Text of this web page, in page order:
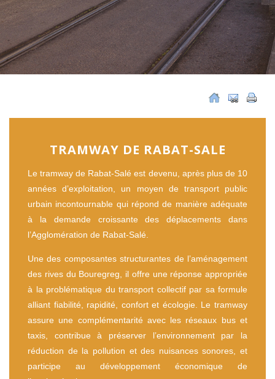
TRAMWAY DE RABAT-SALE
Le tramway de Rabat-Salé est devenu, après plus de 10
années d’exploitation, un moyen de transport public
urbain incontournable qui répond de manière adéquate
à la demande croissante des déplacements dans
l’Agglomération de Rabat-Salé.
Une des composantes structurantes de l’aménagement
des rives du Bouregreg, il offre une réponse appropriée
à la problématique du transport collectif par sa formule
alliant fiabilité, rapidité, confort et écologie. Le tramway
assure une complémentarité avec les réseaux bus et
taxis, contribue à préserver l’environnement par la
réduction de la pollution et des nuisances sonores, et
participe au développement économique de